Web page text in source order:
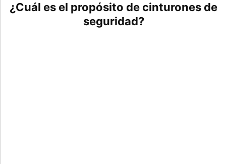
¿Cuál es el propósito de cinturones de
seguridad?